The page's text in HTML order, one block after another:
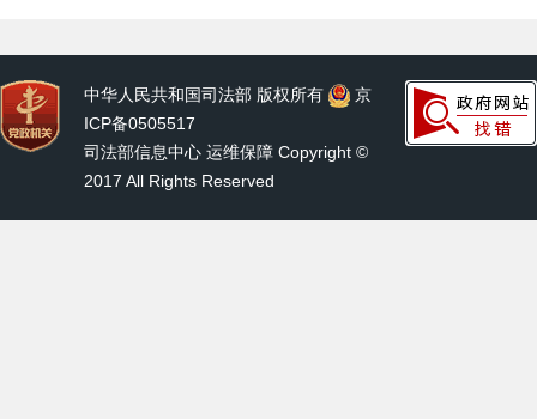
中华人民共和国司法部 版权所有
京
ICP备0505517
司法部信息中心 运维保障 Copyright ©
2017 All Rights Reserved